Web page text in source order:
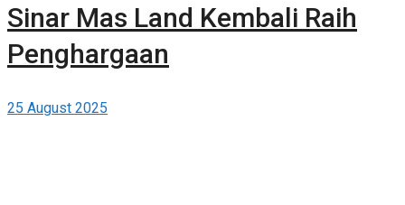
Sinar Mas Land Kembali Raih
Penghargaan
25 August 2025